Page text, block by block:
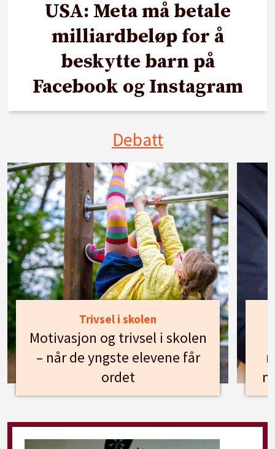
USA: Meta må betale
milliardbeløp for å
beskytte barn på
Facebook og Instagram
Debatt
Trivsel i skolen
Motivasjon og trivsel i skolen
– når de yngste elevene får
ordet